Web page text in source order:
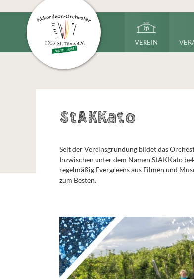
VEREIN
StAKKato
Seit der Vereinsgründung bildet das
Inzwischen unter dem Namen StAKKato
regelmäßig Evergreens aus Filmen und
zum Besten.